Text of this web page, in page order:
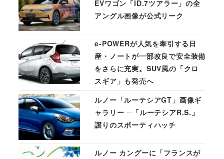
EVワゴン「ID.7ツアラー」の全
アングル画像が公式リーク
e-POWERが人気を牽引する日
産・ノートが一部改良で安全装備
をさらに充実。SUV風の「クロ
スギア」も発売へ
ルノー「ルーテシアGT」画像ギ
ャラリー ─「ルーテシアR.S.」
譲りのスポーティハッチ
ルノー カングーに「フランスが